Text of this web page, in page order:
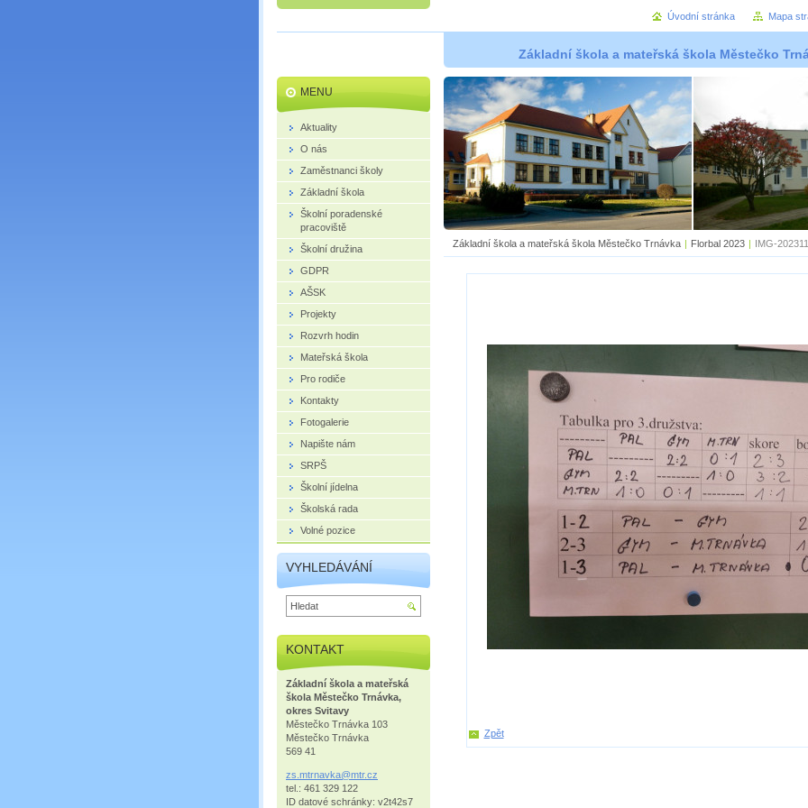
Základní škola a mateřská škola Městečko
Základní škola a mateřská škola Městečko Trnávka | Florbal 2023 | IMG-
Zpět
MENU
Aktuality
O nás
Zaměstnanci školy
Základní škola
Školní poradenské
pracoviště
Školní družina
GDPR
AŠSK
Projekty
Rozvrh hodin
Mateřská škola
Pro rodiče
Kontakty
Fotogalerie
Napište nám
SRPŠ
Školní jídelna
Školská rada
Volné pozice
VYHLEDÁVÁNÍ
KONTAKT
Základní škola a mateřská
škola Městečko Trnávka,
okres Svitavy
Městečko Trnávka 103
Městečko Trnávka
569 41
zs.mtrnavka@mtr.cz
tel.: 461 329 122
ID datové schránky: v2t42s7
Úvodní stránka Mapa